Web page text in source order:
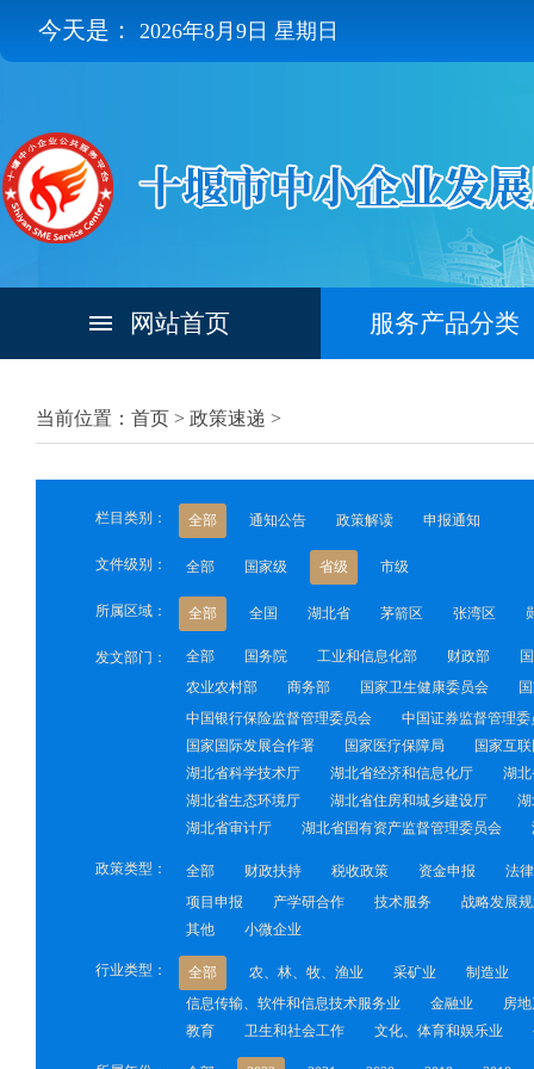
今天是： 2026年8月9日 星期日
网站首页 服务产品分类
当前位置：首页 > 政策速递 >
栏目类别： 全部 通知公告 政策解读 申报通知
文件级别： 全部 国家级 省级 市级
所属区域： 全部 全国 湖北省 茅箭区 张湾区
发文部门： 全部 国务院 工业和信息化部 财政部
农业农村部
商务部 国家卫生健康委员会
中国银行保险监督管理委员会
中国证券监督管理委
国家国际发展合作署
国家医疗保障局
国家互
湖北省科学技术厅
湖北省经济和信息化厅
湖
湖北省生态环境厅
湖北省住房和城乡建设厅
湖北省审计厅
湖北省国有资产监督管理委员会
政策类型： 全部 财政扶持 税收政策 资金申报
法
项目申报
产学研合作 技术服务
战略发展
其他
小微企业
行业类型： 全部 农、林、牧、渔业 采矿业
制造业
信息传输、软件和信息技术服务业
金融业
房
教育
卫生和社会工作 文化、体育和娱乐业